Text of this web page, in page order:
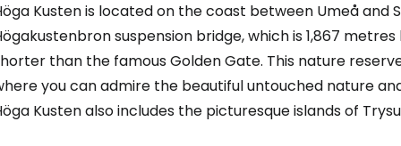
Kusten is located on the coast between Umeå and
suspension bridge, which is 1,867
than the famous Golden Gate. This nature
you can admire the beautiful untouched nature
Kusten also includes the picturesque islands of
Увійдіть до